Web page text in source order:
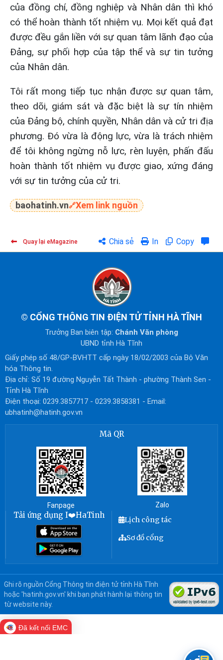
của đồng chí, đồng nghiệp và Nhân dân thì khó
có thể hoàn thành tốt nhiệm vụ. Mọi kết quả đạt
được đều gắn liền với sự quan tâm lãnh đạo của
Đảng, sự phối hợp của tập thể và sự tin tưởng
của Nhân dân.
Tôi rất mong tiếp tục nhận được sự quan tâm,
theo dõi, giám sát và đặc biệt là sự tín nhiệm
của Đảng bộ, chính quyền, Nhân dân và cử tri địa
phương. Đó vừa là động lực, vừa là trách nhiệm
để tôi không ngừng nỗ lực, rèn luyện, phấn đấu
hoàn thành tốt nhiệm vụ được giao, xứng đáng
với sự tin tưởng của cử tri.
baohatinh.vn🔗Xem link nguồn
Quay lại eMagazine Chia sẻ In Copy
© CỔNG THÔNG TIN ĐIỆN TỬ TỈNH HÀ TĨNH
Trưởng Ban biên tập: Chánh Văn phòng
UBND tỉnh Hà Tĩnh
Giấy phép số 48/GP-BVHTT cấp ngày 18/02/2003 của Bộ Văn
hóa Thông tin.
Địa chỉ: Số 19 đường Nguyễn Tất Thành - phường Thành Sen -
Tỉnh Hà Tĩnh
Điện thoại: 0239.3857717 - 0239.3858381 - Email:
ubhatinh@hatinh.gov.vn
Mã QR
Fanpage Zalo
Tải ứng dụng I❤️HaTinh
Lịch công tác
Sơ đồ cổng
Ghi rõ nguồn Cổng Thông tin điện tử tỉnh Hà Tĩnh
hoặc 'hatinh.gov.vn' khi bạn phát hành lại thông tin
từ website này.
Đã kết nối EMC